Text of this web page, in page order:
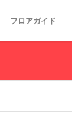
フロアガイド